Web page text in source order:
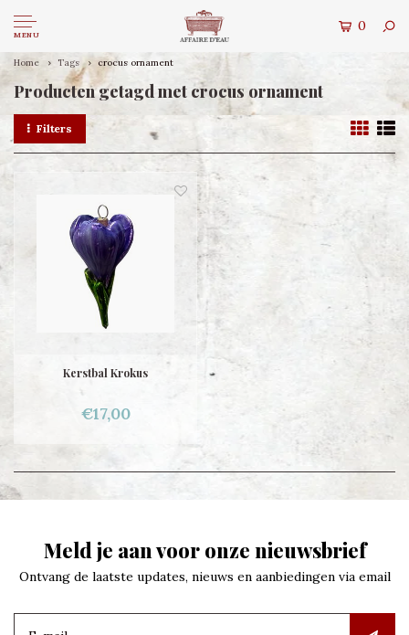
MENU
0
Home Tags crocus ornament
Producten getagd met crocus ornament
Filters
Kerstbal Krokus
€17,00
Meld je aan voor onze nieuwsbrief
Ontvang de laatste updates, nieuws en aanbiedingen via email